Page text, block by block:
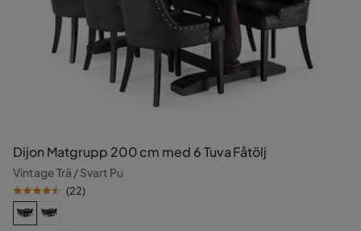
Dijon Matgrupp 200 cm med 6 Tuva Fåtölj
Vintage Trä / Svart Pu
(22)